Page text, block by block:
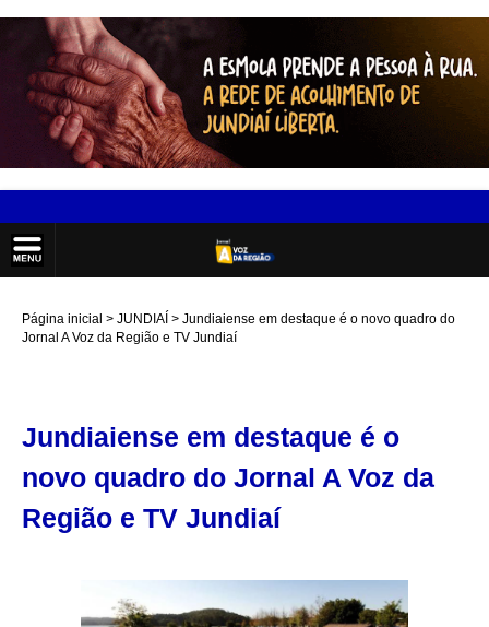
Página inicial JUNDIAÍ
Jundiaiense em destaque é o novo quadro do
Jornal A Voz da Região e TV Jundiaí
Jundiaiense em destaque é o
novo quadro do Jornal A Voz da
Região e TV Jundiaí